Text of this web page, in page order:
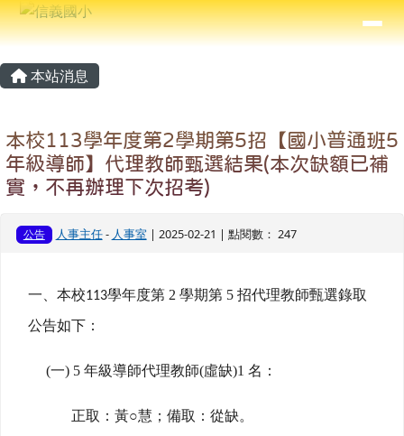
跳至主內容區
信義國小
⏸
導覽列
主內容區域
本站消息
本校113學年度第2學期第5招【國小普通班5
年級導師】代理教師甄選結果(本次缺額已補
實，不再辦理下次招考)
公告 人事主任- 人事室 | 2025-02-21 | 點閱數： 247
一 本校113學年度第 2 學期第 5 招代理教師甄選錄取
公告如下：
(一) 5 年級導師代理教師(虛缺)1 名：
正取：黃○慧；備取：從缺。
頁尾區域